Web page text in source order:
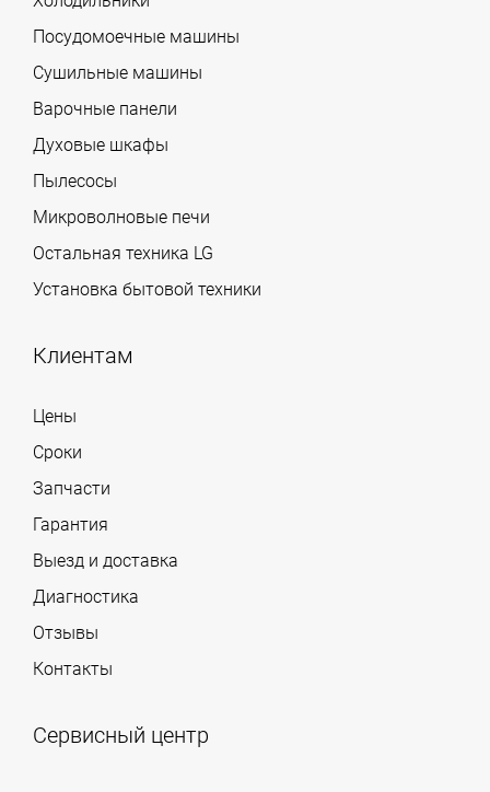
Посудомоечные машины
Сушильные машины
Варочные панели
Духовые шкафы
Пылесосы
Микроволновые печи
Остальная техника LG
Установка бытовой техники
Клиентам
Цены
Сроки
Запчасти
Гарантия
Выезд и доставка
Диагностика
Отзывы
Контакты
Сервисный центр